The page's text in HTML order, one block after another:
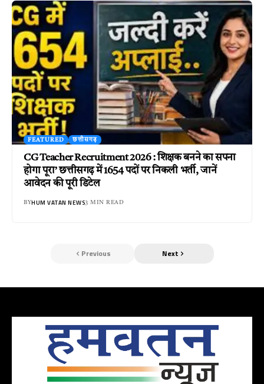
FEATURED छत्तीसगढ़
CG Teacher Recruitment 2026 : शिक्षक बनने का सपना
होगा पूरा’ छत्तीसगढ़ में 1654 पदों पर निकली भर्ती, जानें
आवेदन की पूरी डिटेल
BYHUM VATAN NEWS3 MIN READ
Previous Next